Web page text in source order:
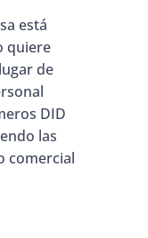
está
quiere
de
DID
las
comercial